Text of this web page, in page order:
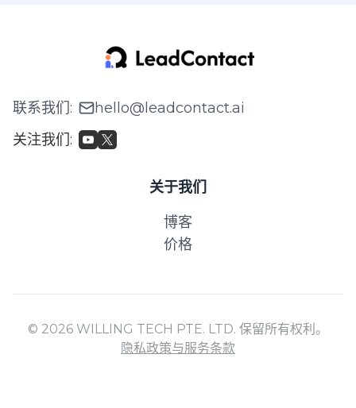
联系我们:
hello@leadcontact.ai
关注我们:
关于我们
博客
价格
© 2026 WILLING TECH PTE. LTD. 保留所有权利。
隐私政策与服务条款